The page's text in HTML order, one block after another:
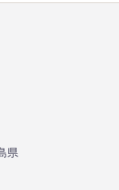
県